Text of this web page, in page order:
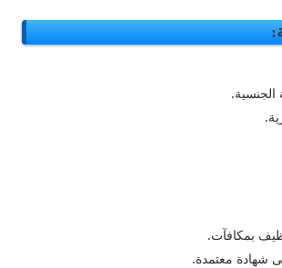
بمكافآت.
شهادة معتمدة.